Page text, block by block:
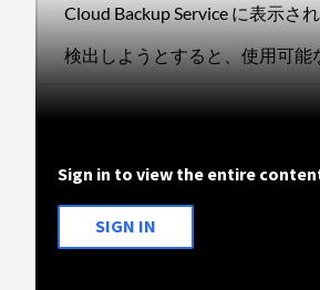
Cloud Backup Service に表示さ
検出しようとすると、使用可能
Sign in to view the entire
SIGN IN